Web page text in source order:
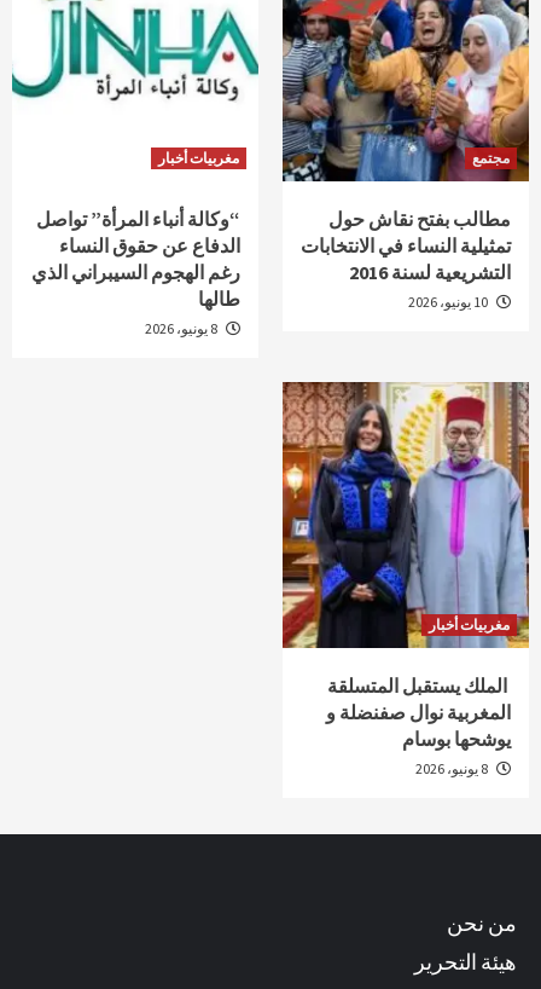
مجتمع
مطالب بفتح نقاش حول
تمثيلية النساء في الانتخابات
التشريعية لسنة 2016
مغربيات أخبار
“وكالة أنباء المرأة” تواصل
الدفاع عن حقوق النساء
رغم الهجوم السيبراني الذي
طالها
مغربيات أخبار
الملك يستقبل المتسلقة
المغربية نوال صفنضلة و
يوشحها بوسام
من نحن
هيئة التحرير